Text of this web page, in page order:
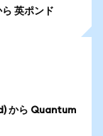
英ポンド
から Quantum